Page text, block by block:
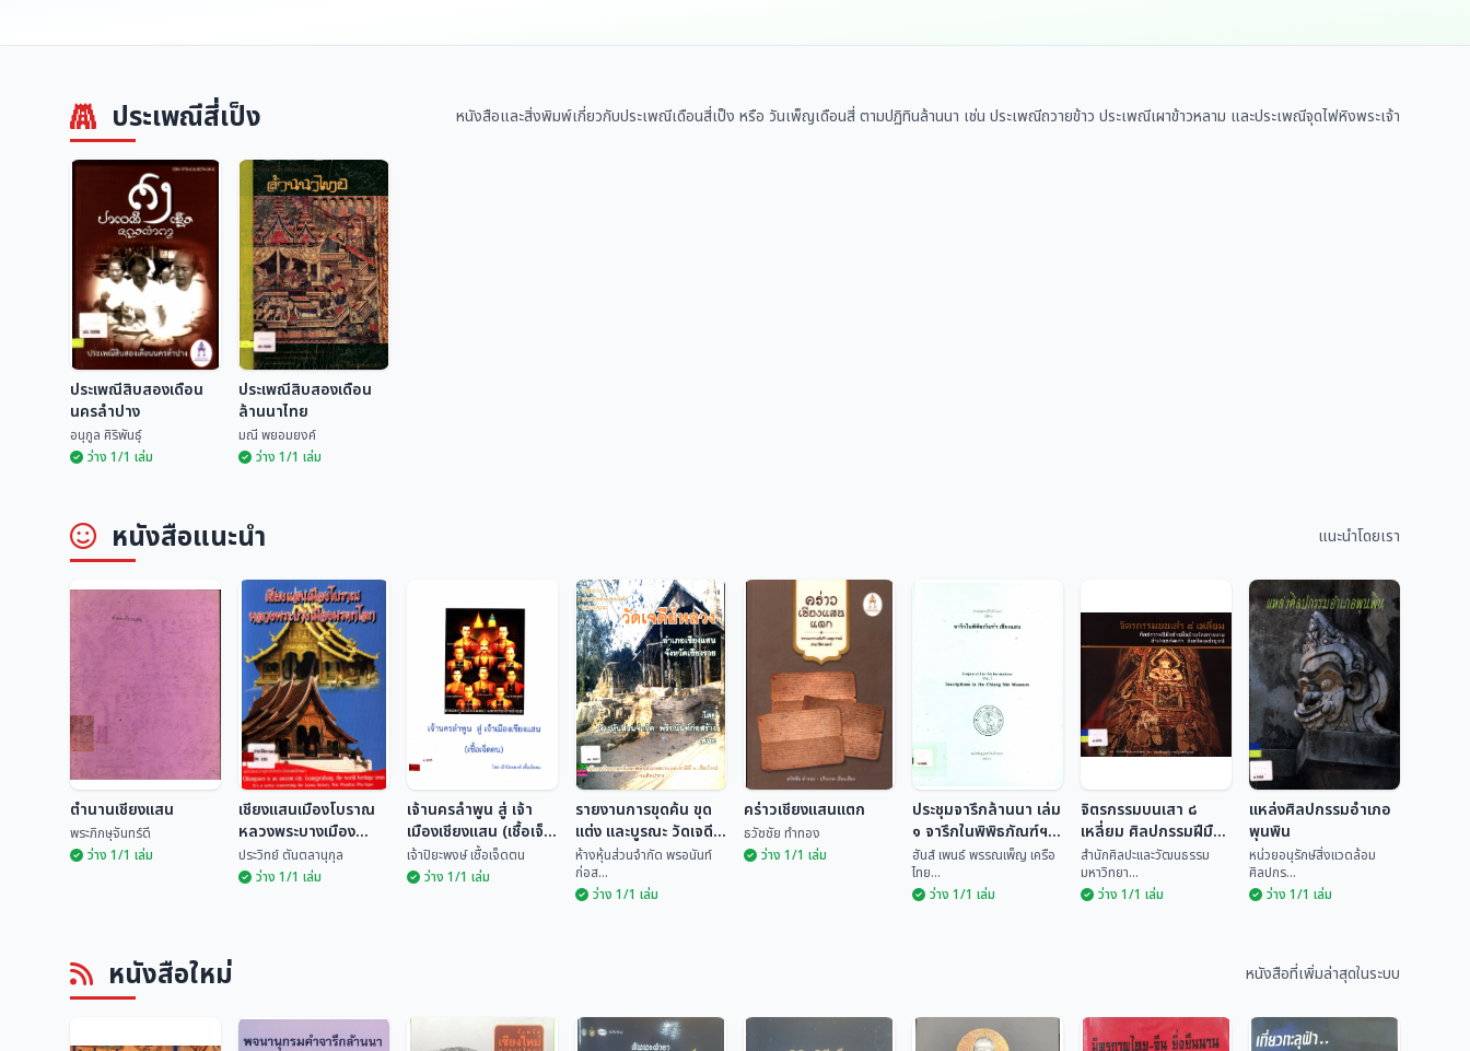
ประเพณีสี่เป็ง หนังสือและสิ่งพิมพ์เกี่ยวกับประเพณีเดือนสี่เป็ง หรือ วันเพ็ญเดือนสี่ ตามปฏิทินล้านนา เช่น ประเพณีถวายข้าว ประเพณีเผาข้าวหลาม และประเพณีจุดไฟหิงพระเจ้า
นครลำปาง
อนุกูล ศิริพันธุ์
ประเพณีสิบสองเดือน
นครลำปาง
อนุกูล ศิริพันธุ์
ว่าง 1/1 เล่ม
ล้านนาไทย
ประเพณีสิบสองเดือน
ล้านนาไทย
มณี พยอมยงค์
ว่าง 1/1 เล่ม
หนังสือแนะนำ แนะนำโดยเรา
พระภิกษุจันทร์ดี
ตำนานเชียงแสน
พระภิกษุจันทร์ดี
ว่าง 1/1 เล่ม
เชียงแสนเมืองโบราณ
หลวงพระบางเมือง
มรดกโลก
ประวิทย์ ตันตลานุกุล
ว่าง 1/1 เล่ม
เจ้านครลำพูน สู่ เจ้า
เมืองเชียงแสน (เชื้อเจ็ด
ตน)
เจ้าปิยะพงษ์ เชื้อเจ็ดตน
ว่าง 1/1 เล่ม
รายงานการขุดค้น ขุด
แต่ง และบูรณะ วัดเจดีย์
หลวง อำเภอเชียงแสน
จังหวัดเชียงราย
ห้างหุ้นส่วนจำกัด พรอนันท์
ก่อส...
ว่าง 1/1 เล่ม
คร่าวเชียงแสนแตก
ธวัชชัย ทำทอง
ว่าง 1/1 เล่ม
ประชุมจารึกล้านนา เล่ม
๑ จารึกในพิพิธภัณฑ์ฯ
เชียงแสน
ฮันส์ เพนธ์ พรรณเพ็ญ เครือ
ไทย...
ว่าง 1/1 เล่ม
จิตรกรรมบนเสา ๘
เหลี่ยม ศิลปกรรมฝีมือ
ช่างพื้นบ้านวัดทรายงาม
อำเภอหล่มเก่า จังหวัด
เพชรบูรณ์
สำนักศิลปะและวัฒนธรรม
มหาวิทยา...
ว่าง 1/1 เล่ม
หน่วยอนุรักษ์สิ่งแวด...
แหล่งศิลปกรรมอำเภอ
พุนพิน
หน่วยอนุรักษ์สิ่งแวดล้อม
ศิลปกร...
ว่าง 1/1 เล่ม
หนังสือใหม่ หนังสือที่เพิ่มล่าสุดในระบบ